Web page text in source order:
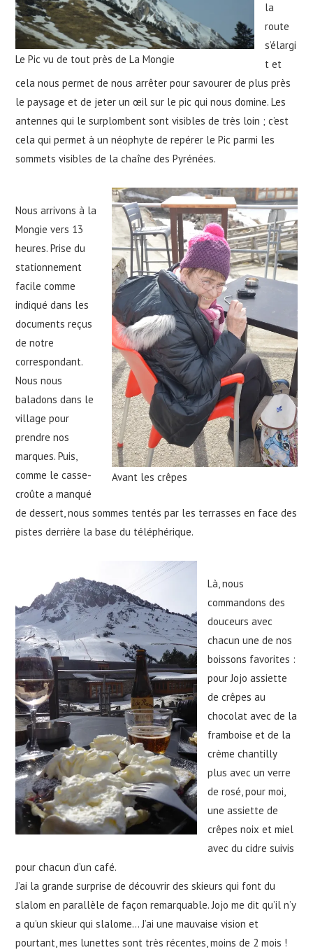
Le Pic vu de tout près de La Mongie
la
route
s’élargi
t et
cela nous permet de nous arrêter pour savourer de plus près
le paysage et de jeter un œil sur le pic qui nous domine. Les
antennes qui le surplombent sont visibles de très loin ; c’est
cela qui permet à un néophyte de repérer le Pic parmi les
sommets visibles de la chaîne des Pyrénées.
Avant les crêpes
Nous arrivons à la
Mongie vers 13
heures. Prise du
stationnement
facile comme
indiqué dans les
documents reçus
de notre
correspondant.
Nous nous
baladons dans le
village pour
prendre nos
marques. Puis,
comme le casse-
croûte a manqué
de dessert, nous sommes tentés par les terrasses en face des
pistes derrière la base du téléphérique.
Là, nous
commandons des
douceurs avec
chacun une de nos
boissons favorites :
pour Jojo assiette
de crêpes au
chocolat avec de la
framboise et de la
crème chantilly
plus avec un verre
de rosé, pour moi,
une assiette de
crêpes noix et miel
avec du cidre suivis
pour chacun d’un café.
J’ai la grande surprise de découvrir des skieurs qui font du
slalom en parallèle de façon remarquable. Jojo me dit qu’il n’y
a qu’un skieur qui slalome… J’ai une mauvaise vision et
pourtant, mes lunettes sont très récentes, moins de 2 mois !